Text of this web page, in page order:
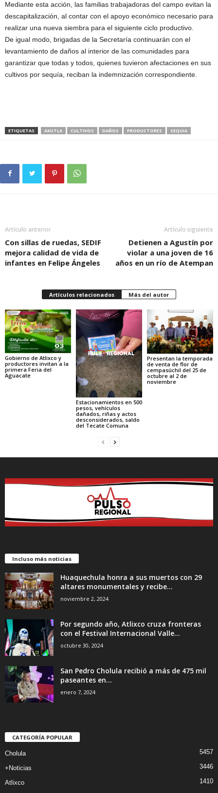
Mediante esta acción, las familias trabajadoras del campo evitan la
descapitalización, al contar con el apoyo económico necesario para
realizar una nueva siembra para el siguiente ciclo productivo.
De igual modo, brigadas de la Secretaría continuarán con el
levantamiento de daños al interior de las comunidades para
garantizar que todas y todos, quienes tuvieron afectaciones en sus
cultivos por sequía, reciban la indemnización correspondiente.
ETIQUETAS AXUTLA CULTIVOS DAÑOS PRODUCTORES SEQUIA
Artículo anterior
Con sillas de ruedas, SEDIF
mejora calidad de vida de
infantes en Felipe Ángeles
Artículo siguiente
Detienen a Agustín por
violar a una joven de 16
años en un río de Atempan
Artículos relacionados Más del autor
Gobierno de Atlixco y
productores invitan a la
primera Feria del
Aguacate
Estacionamientos en 500
pesos, vehículos
dañados, riñas y actos
desconsiderados, saldo
del Tecate Comuna
Presentan la temporada
de venta de flor de
cempasúchil del 25 de
octubre al 2 de
noviembre
Incluso más noticias
Huaquechula honra a sus muertos con 29
altares monumentales y recibe...
noviembre 2, 2024
Por segundo año, Atlixco cruza fronteras
con el Festival Internacional Valle...
octubre 30, 2024
San Pedro Cholula recibió a más de 475 mil
paseantes en...
enero 7, 2024
CATEGORÍA POPULAR
Cholula 5457
+Noticias 3446
Atlixco
1410